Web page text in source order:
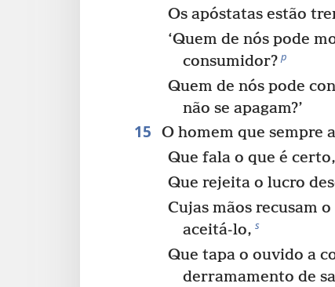
Os apóstatas estão
‘Quem de nós pode
consumidor? p
Quem de nós pode
não se apagam?’
15 O homem que sempre
Que fala o que é certo,
Que rejeita o lucro
Cujas mãos recusam
aceitá-lo, s
Que tapa o ouvido a
derramamento de